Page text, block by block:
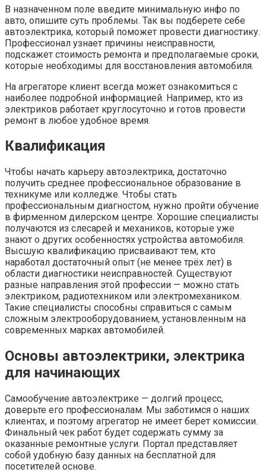
В назначенном поле введите минимальную инфо по
авто, опишите суть проблемы. Так вы подберете себе
автоэлектрика, который поможет провести диагностику.
Профессионал узнает причины неисправности,
подскажет стоимость ремонта и предполагаемые сроки,
которые необходимы для восстановления автомобиля.
На агрегаторе клиент всегда может ознакомиться с
наиболее подробной информацией. Например, кто из
электриков работает круглосуточно и готов провести
ремонт в любое удобное время.
Квалификация
Чтобы начать карьеру автоэлектрика, достаточно
получить среднее профессиональное образование в
техникуме или колледже. Чтобы стать
профессиональным диагностом, нужно пройти обучение
в фирменном дилерском центре. Хорошие специалисты
получаются из слесарей и механиков, которые уже
знают о других особенностях устройства автомобиля.
Высшую квалификацию присваивают тем, кто
наработал достаточный опыт (не менее трёх лет) в
области диагностики неисправностей. Существуют
разные направления этой профессии — можно стать
электриком, радиотехником или электромехаником.
Такие специалисты способны справиться с самым
сложным электрооборудованием, установленным на
современных марках автомобилей.
Основы автоэлектрики, электрика
для начинающих
Самообучение автоэлектрике — долгий процесс,
доверьте его профессионалам. Мы заботимся о наших
клиентах, и поэтому агрегатор не имеет берет комиссии.
Финальный чек работ будет содержать сумму за
оказанные ремонтные услуги. Портал представляет
собой удобную базу данных на бесплатной для
посетителей основе.